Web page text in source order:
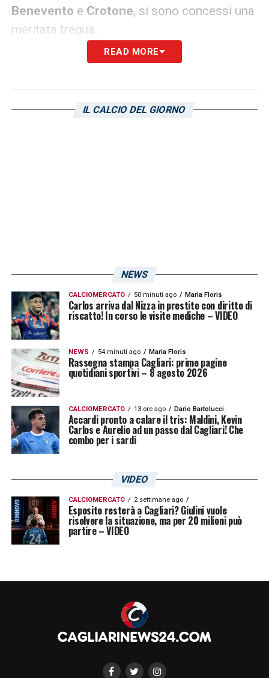
Benevento e Crotone, si sono concessi una
meritata tregua.
Il tecnico toscano, dunque, ha fissato oggi la
stagione in programma sabato (ore 20:45)
READ MORE
IL CALCIO DEL GIORNO
NEWS
CALCIOMERCATO 50 minuti ago Maria Floris
Carlos arriva dal Nizza in prestito con diritto di
riscatto! In corso le visite mediche – VIDEO
NEWS 54 minuti ago Maria Floris
Rassegna stampa Cagliari: prime pagine
quotidiani sportivi – 8 agosto 2026
CALCIOMERCATO 13 ore ago Dario Bartolucci
Accardi pronto a calare il tris: Maldini, Kevin
Carlos e Aurelio ad un passo dal Cagliari! Che
combo per i sardi
VIDEO
CALCIOMERCATO 2 settimane ago
Esposito resterà a Cagliari? Giulini vuole
risolvere la situazione, ma per 20 milioni può
partire – VIDEO